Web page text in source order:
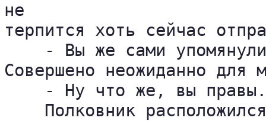
не
терпится хоть сейчас
- Вы же сами
Совершено неожиданно для
    - Ну что же, вы правы.
Полковник